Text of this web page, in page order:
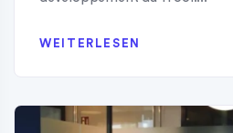
WEITERLESEN